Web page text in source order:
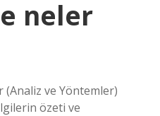
neler
(Analiz ve Yöntemler)
özeti ve